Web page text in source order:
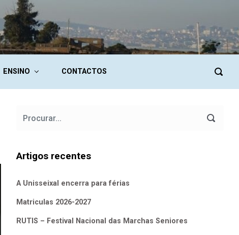
ENSINO CONTACTOS
Artigos recentes
A Unisseixal encerra para férias
Matriculas 2026-2027
RUTIS – Festival Nacional das Marchas Seniores